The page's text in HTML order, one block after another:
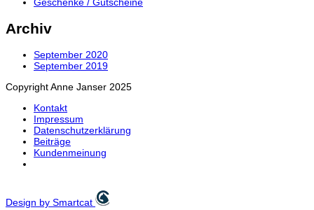
Archiv
September 2020
September 2019
Copyright Anne Janser 2025
Kontakt
Impressum
Datenschutzerklärung
Beiträge
Kundenmeinung
Design by Smartcat